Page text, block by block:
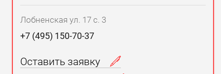
Лобненская ул. 17 с. 3
+7 (495) 150-70-37
Оставить заявку